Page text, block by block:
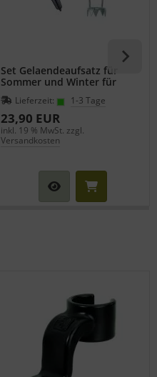
Set Gelaendeaufsatz für
Sommer und Winter für
Gehstöcke und Sitzstöcke
Lieferzeit: 1-3 Tage
23,90 EUR
inkl. 19 % MwSt. zzgl.
Versandkosten